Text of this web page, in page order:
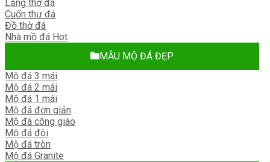
Lăng thờ đá
Cuốn thư đá
Đồ thờ đá
Nhà mồ đá
MẪU MỘ ĐÁ ĐẸP
Mộ đá 3 mái
Mộ đá 2 mái
Mộ đá 1 mái
Mộ đá đơn giản
Mộ đá công giáo
Mộ đá đôi
Mộ đá tròn
Mộ đá Granite